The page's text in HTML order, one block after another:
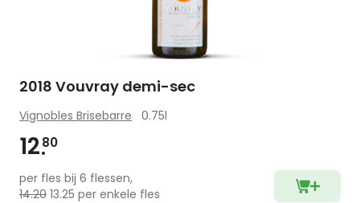
2018 Vouvray demi-sec
Vignobles Brisebarre 0.75l
1280
per fles bij 6 flessen,
14.20 13.25 per enkele fles